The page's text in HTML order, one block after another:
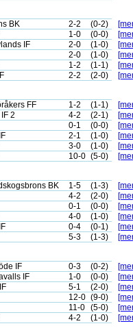
BK 2-2 (0-2)
1-0 (0-0)
IF 2-0 (1-0)
2-0 (1-0)
1-2 (1-1)
2-2 (2-0)
FF 1-2 (1-1)
2 4-2 (2-1)
0-1 (0-0)
2-1 (1-0)
3-0 (1-0)
10-0 (5-0)
BK 1-5 (1-3)
4-2 (2-0)
0-1 (0-0)
4-0 (1-0)
0-4 (0-1)
5-3 (1-3)
IF 0-3 (0-2)
IF 1-0 (0-0)
5-1 (2-0)
12-0 (9-0)
11-0 (5-0)
4-2 (1-0)